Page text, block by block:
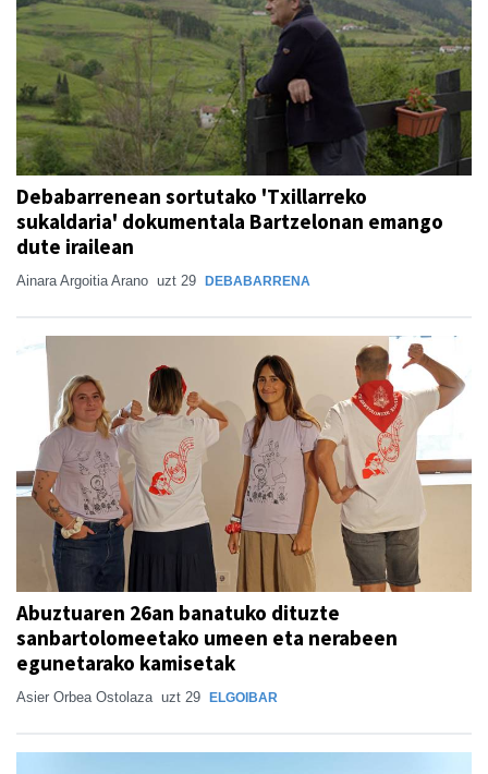
Debabarrenean sortutako 'Txillarreko
sukaldaria' dokumentala Bartzelonan emango
dute irailean
Ainara Argoitia Arano uzt 29 DEBABARRENA
Abuztuaren 26an banatuko dituzte
sanbartolomeetako umeen eta nerabeen
egunetarako kamisetak
Asier Orbea Ostolaza uzt 29 ELGOIBAR